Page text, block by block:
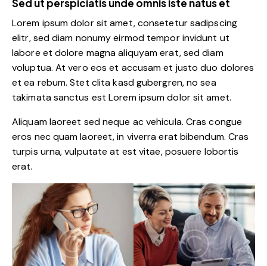
Sed ut perspiciatis unde omnis iste natus et
Lorem ipsum dolor sit amet, consetetur sadipscing
elitr, sed diam nonumy eirmod tempor invidunt ut
labore et dolore magna aliquyam erat, sed diam
voluptua. At vero eos et accusam et justo duo dolores
et ea rebum. Stet clita kasd gubergren, no sea
takimata sanctus est Lorem ipsum dolor sit amet.
Aliquam laoreet sed neque ac vehicula. Cras congue
eros nec quam laoreet, in viverra erat bibendum. Cras
turpis urna, vulputate at est vitae, posuere lobortis
erat.